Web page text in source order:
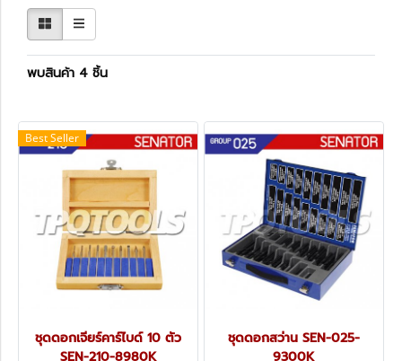
พบสินค้า 4 ชิ้น
Best Seller
ชุดดอกเจียร์คาร์ไบด์ 10 ตัว
SEN-210-8980K
ชุดดอกสว่าน SEN-025-
9300K